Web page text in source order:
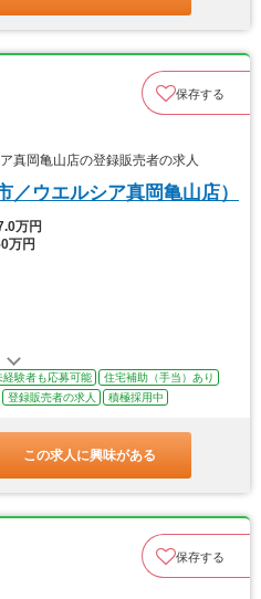
保存する
真岡亀山店の登録販売者の求人
ウエルシア真岡亀山店）
万円
万円
経験者も応募可能
住宅補助（手当）あり
登録販売者の求人 積極採用中
この求人に興味がある
保存する